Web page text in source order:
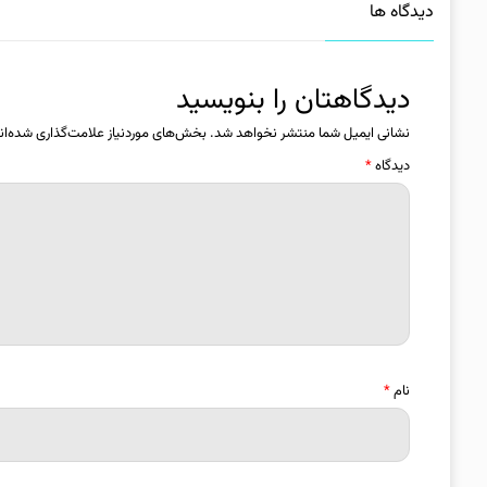
دیدگاه ها
دیدگاهتان را بنویسید
نشانی ایمیل شما منتشر نخواهد شد. بخش‌های موردنیاز علامت‌گذاری
دیدگاه*
نام*